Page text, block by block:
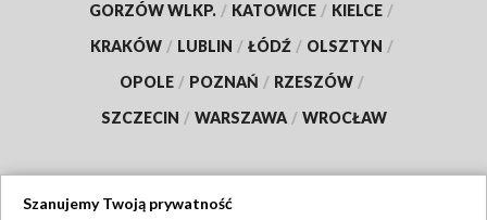
GORZÓW WLKP. / KATOWICE / KIELCE /
KRAKÓW / LUBLIN / ŁÓDŹ / OLSZTYN /
OPOLE / POZNAŃ / RZESZÓW /
SZCZECIN / WARSZAWA / WROCŁAW
Szanujemy Twoją prywatność